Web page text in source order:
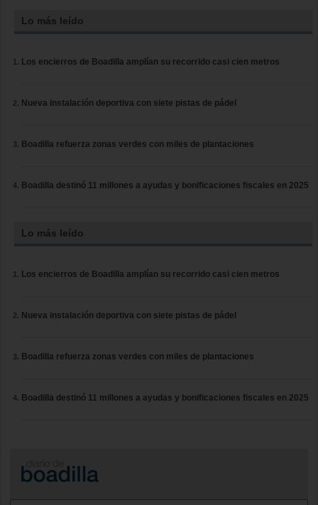
Lo más leído
Los encierros de Boadilla amplían su recorrido casi cien metros
Nueva instalación deportiva con siete pistas de pádel
Boadilla refuerza zonas verdes con miles de plantaciones
Boadilla destinó 11 millones a ayudas y bonificaciones fiscales en 2025
Lo más leído
Los encierros de Boadilla amplían su recorrido casi cien metros
Nueva instalación deportiva con siete pistas de pádel
Boadilla refuerza zonas verdes con miles de plantaciones
Boadilla destinó 11 millones a ayudas y bonificaciones fiscales en 2025